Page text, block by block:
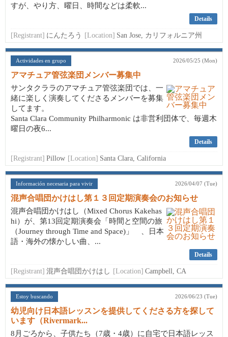
すが、やり方、曜日、時間などは柔軟...
Details
[Registrant] にんたろう [Location] San Jose, カリフォルニア州
Actividades en grupo 2026/05/25 (Mon)
アマチュア管弦楽団メンバー募集中
サンタクララのアマチュア管弦楽団では、一
緒に楽しく演奏してくださるメンバーを募集
してます。
Santa Clara Community Philharmonic は非営利団体で、毎週木
曜日の夜6...
Details
[Registrant] Pillow [Location] Santa Clara, California
Información necesaria para vivir 2026/04/07 (Tue)
混声合唱団かけはし第１３回定期演奏会のお知らせ
混声合唱団かけはし（Mixed Chorus Kakehas
hi）が、第13回定期演奏会「時間と空間の旅
（Journey through Time and Space)」 、日本
語・海外の懐かしい曲、...
Details
[Registrant] 混声合唱団かけはし [Location] Campbell, CA
Estoy buscando 2026/06/23 (Tue)
幼児向け日本語レッスンを提供してくださる方を探して
います（Rivermark...
8月ごろから、子供たち（7歳・4歳）に自宅で日本語レッス